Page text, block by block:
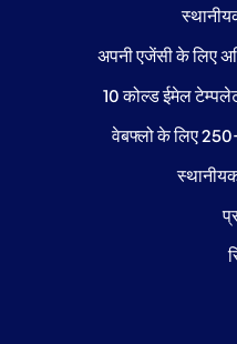
अपनी एजेंसी के लिए
10 कोल्ड ईमेल
वेबफ्लो के लिए